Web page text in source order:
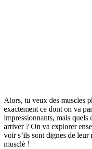
Alors, tu veux des muscles
exactement ce dont on va
impressionnants, mais
arriver ? On va explorer
voir s’ils sont dignes de
musclé !